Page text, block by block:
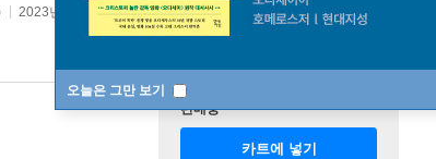
오늘은 그만 보기
2023년 03월 27일
판매중
카트에 넣기